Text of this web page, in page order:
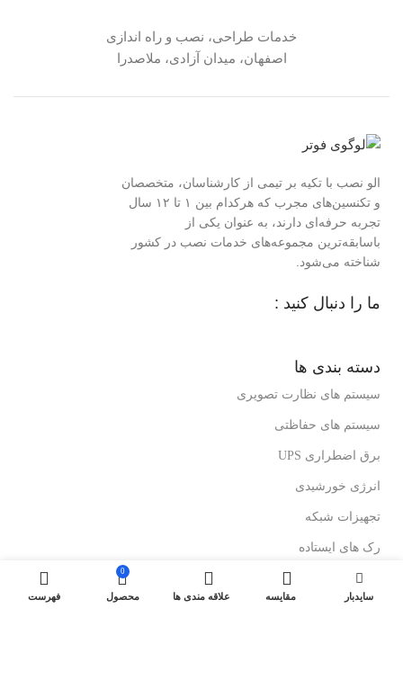
خدمات طراحی، نصب و راه اندازی
اصفهان، میدان آزادی، ملاصدرا
الو نصب با تکیه بر تیمی از کارشناسان، متخصصان
و تکنسین‌های مجرب که هرکدام بین ۱ تا ۱۲ سال
تجربه حرفه‌ای دارند، به عنوان یکی از
باسابقه‌ترین مجموعه‌های خدمات نصب در کشور
شناخته می‌شود.
ما را دنبال کنید :
دسته بندی ها
سیستم های نظارت تصویری
سیستم های حفاظتی
برق اضطراری UPS
انرژی خورشیدی
تجهیزات شبکه
رک های ایستاده
رک های دیواری
سایدبار مقایسه علاقه مندی ها
0
محصول فهرست